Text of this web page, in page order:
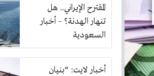
المقترح الإيراني.. هل
تنهار الهدنة؟ – أخبار
السعودية
أخبار لايت: “بنيان